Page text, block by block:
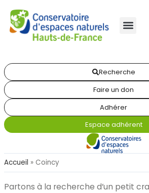
Recherche
Faire un don
Adhérer
Espace adhérent
Accueil » Coincy
Partons à la recherche d’un petit